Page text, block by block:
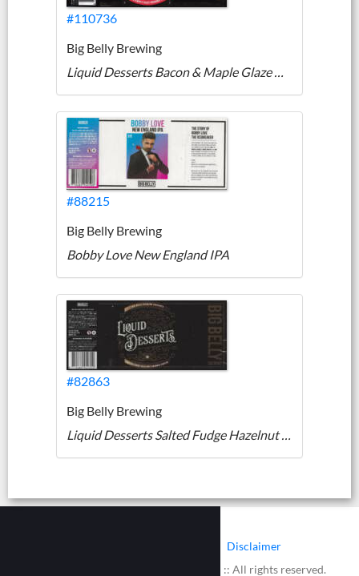
#110736
Big Belly Brewing
Liquid Desserts Bacon & Maple Glaze Doughnut Stout
#88215
Big Belly Brewing
Bobby Love New England IPA
#82863
Big Belly Brewing
Liquid Desserts Salted Fudge Hazelnut Brownie Porter
Disclaimer
© 2002 - 2026 :: www.bieretiketten.nl :: All rights reserved.